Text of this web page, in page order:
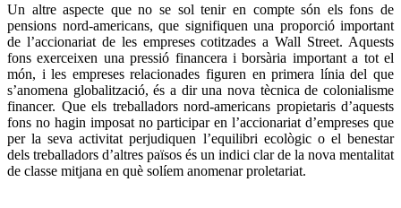
Un altre aspecte que no se sol tenir en compte són els fons de
pensions nord-americans, que signifiquen una proporció important
de l’accionariat de les empreses cotitzades a Wall Street. Aquests
fons exerceixen una pressió financera i borsària important a tot el
món, i les empreses relacionades figuren en primera línia del que
s’anomena globalització, és a dir una nova tècnica de colonialisme
financer. Que els treballadors nord-americans propietaris d’aquests
fons no hagin imposat no participar en l’accionariat d’empreses que
per la seva activitat perjudiquen l’equilibri ecològic o el benestar
dels treballadors d’altres països és un indici clar de la nova mentalitat
de classe mitjana en què solíem anomenar proletariat.